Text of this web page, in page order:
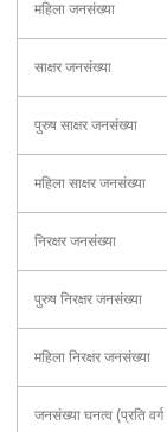
महिला जनसंख्या
साक्षर जनसंख्या
पुरुष साक्षर जनसंख्या
महिला साक्षर जनसंख्या
निरक्षर जनसंख्या
पुरुष निरक्षर जनसंख्या
महिला निरक्षर जनसंख्या
जनसंख्या घनत्व (प्रति वर्ग